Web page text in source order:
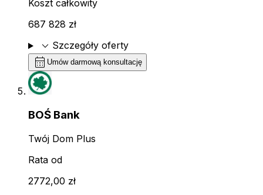
Koszt całkowity
687 828 zł
expand_more Szczegóły oferty
calendar_month Umów darmową konsultację
BOŚ Bank
Twój Dom Plus
Rata od
2772,00 zł